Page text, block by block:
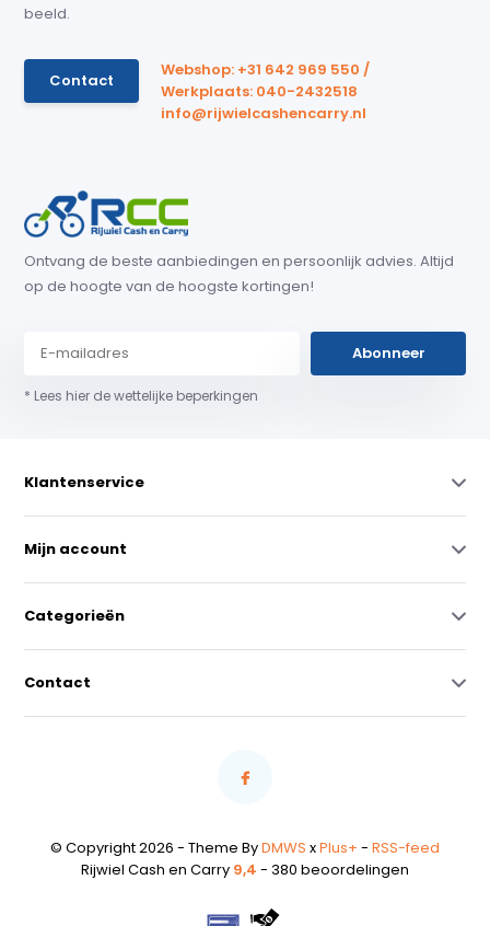
beeld.
Contact
Webshop: +31 642 969 550 /
Werkplaats: 040-2432518
info@rijwielcashencarry.nl
Ontvang de beste aanbiedingen en persoonlijk advies. Altijd
op de hoogte van de hoogste kortingen!
Abonneer
* Lees hier de wettelijke beperkingen
Klantenservice
Mijn account
Categorieën
Contact
© Copyright 2026 - Theme ByDMWS xPlus+ - RSS-feed
Rijwiel Cash en Carry 9,4 - 380 beoordelingen